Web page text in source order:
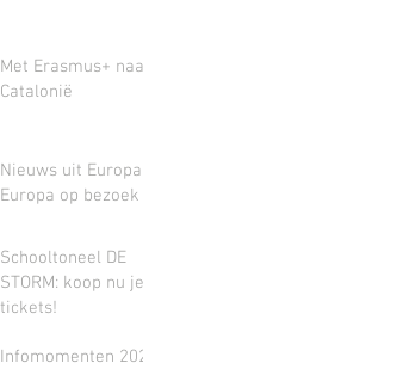
Met Erasmus+ naar
Catalonië
Nieuws uit Europa -
Europa op bezoek
Schooltoneel DE
STORM: koop nu je
tickets!
Infomomenten 2026